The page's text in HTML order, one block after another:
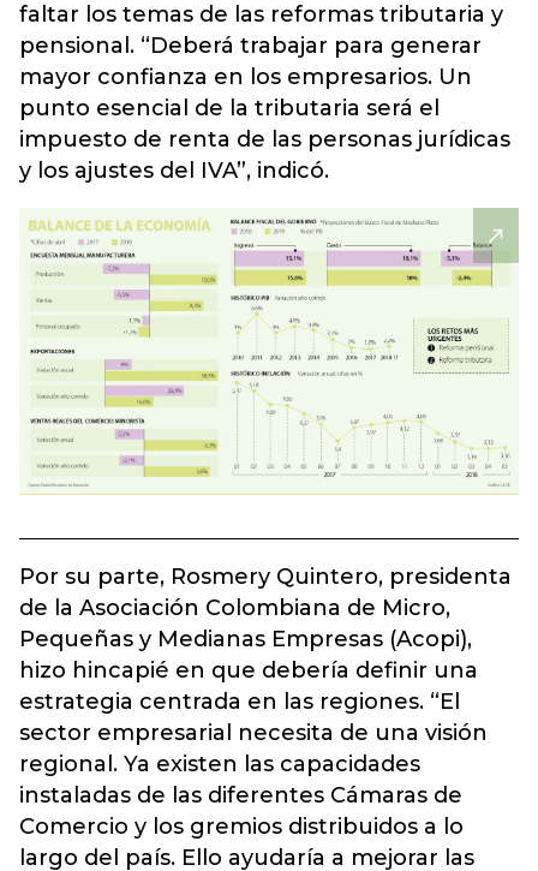
faltar los temas de las reformas tributaria y
pensional. “Deberá trabajar para generar
mayor confianza en los empresarios. Un
punto esencial de la tributaria será el
impuesto de renta de las personas jurídicas
y los ajustes del IVA”, indicó.
Por su parte, Rosmery Quintero, presidenta
de la Asociación Colombiana de Micro,
Pequeñas y Medianas Empresas (Acopi),
hizo hincapié en que debería definir una
estrategia centrada en las regiones. “El
sector empresarial necesita de una visión
regional. Ya existen las capacidades
instaladas de las diferentes Cámaras de
Comercio y los gremios distribuidos a lo
largo del país. Ello ayudaría a mejorar las